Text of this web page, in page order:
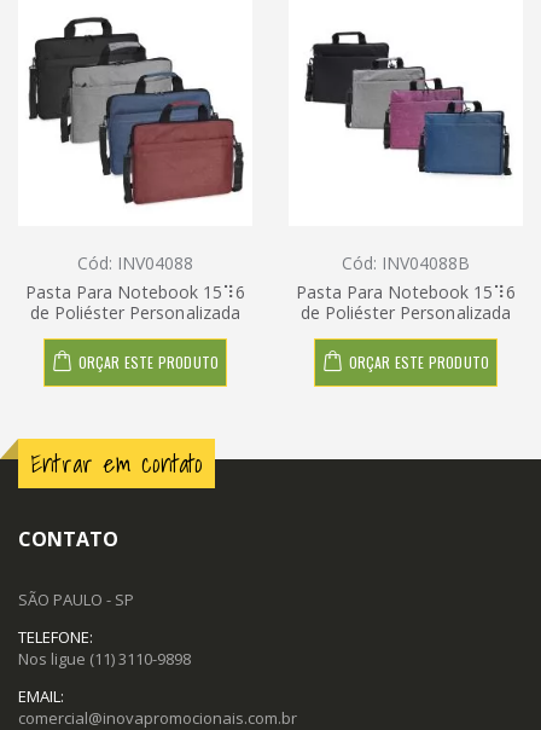
Cód: INV04088
Pasta Para Notebook 15⠹6
de Poliéster Personalizada
ORÇAR ESTE PRODUTO
Cód: INV04088B
Pasta Para Notebook 15⠹6
de Poliéster Personalizada
ORÇAR ESTE PRODUTO
Entrar em contato
CONTATO
SÃO PAULO - SP
TELEFONE:
Nos ligue (11) 3110-9898
EMAIL:
comercial@inovapromocionais.com.br